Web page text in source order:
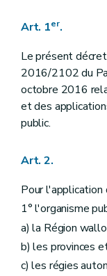
Art. 1er.
Le présent
2016/2102 du
octobre 2016
et des
public.
Art. 2.
Pour l'application
1° l'organisme
a) la Région
b) les provinces
c) les régies